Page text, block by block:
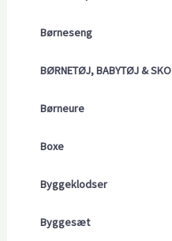
Børneseng
BØRNETØJ, BABYTØJ & SKO
Børneure
Boxe
Byggeklodser
Byggesæt